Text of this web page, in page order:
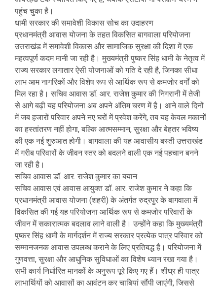
पहुंच चुका है।
धामी सरकार की समावेशी विकास सोच का उदाहरण
प्रधानमंत्री आवास योजना के तहत विकसित बागवाला परियोजना
उत्तराखंड में समावेशी विकास और सामाजिक सुरक्षा की दिशा में एक
महत्वपूर्ण कदम मानी जा रही है। मुख्यमंत्री पुष्कर सिंह धामी के नेतृत्व में
राज्य सरकार लगातार ऐसी योजनाओं को गति दे रही है, जिनका सीधा
लाभ आम नागरिकों और विशेष रूप से आर्थिक रूप से कमजोर वर्गों को
मिल रहा है। सचिव आवास डॉ. आर. राजेश कुमार की निगरानी में तेजी
से आगे बढ़ी यह परियोजना अब अपने अंतिम चरण में है। आने वाले दिनों
में जब हजारों परिवार अपने नए घरों में प्रवेश करेंगे, तब यह केवल मकानों
का हस्तांतरण नहीं होगा, बल्कि आत्मसम्मान, सुरक्षा और बेहतर भविष्य
की एक नई शुरुआत होगी। बागवाला की यह आवासीय बस्ती उत्तराखंड
में गरीब परिवारों के जीवन स्तर को बदलने वाली एक नई पहचान बनने
जा रही है।
सचिव आवास डॉ. आर. राजेश कुमार का बयान
सचिव आवास एवं आवास आयुक्त डॉ. आर. राजेश कुमार ने कहा कि
प्रधानमंत्री आवास योजना (शहरी) के अंतर्गत रुद्रपुर के बागवाला में
विकसित की गई यह परियोजना आर्थिक रूप से कमजोर परिवारों के
जीवन में सकारात्मक बदलाव लाने वाली है। उन्होंने कहा कि मुख्यमंत्री
पुष्कर सिंह धामी के मार्गदर्शन में राज्य सरकार प्रत्येक पात्र परिवार को
सम्मानजनक आवास उपलब्ध कराने के लिए प्रतिबद्ध है। परियोजना में
गुणवत्ता, सुरक्षा और आधुनिक सुविधाओं का विशेष ध्यान रखा गया है।
सभी कार्य निर्धारित मानकों के अनुरूप पूरे किए गए हैं। शीघ्र ही पात्र
लाभार्थियों को आवासों का आवंटन कर चाबियां सौंपी जाएंगी, जिससे